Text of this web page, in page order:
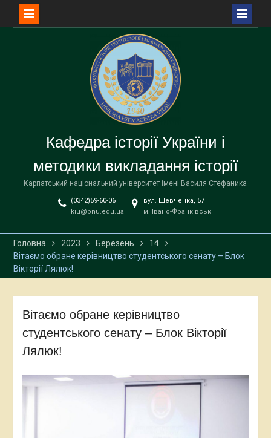
Кафедра історії України і
методики викладання історії
Карпатський національний університет імені Василя Стефаника
(0342)59-60-06
kiu@pnu.edu.ua
вул. Шевченка, 57
м. Івано-Франківськ
Головна 2023 Березень
14
Вітаємо обране керівництво студентського сенату – Блок
Вікторії Лялюк!
Вітаємо обране керівництво
студентського сенату – Блок Вікторії
Лялюк!